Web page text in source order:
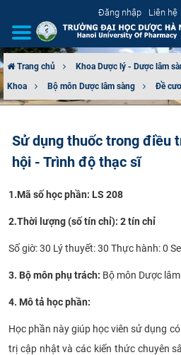
Đăng nhập Liên hệ
GIỚI THIỆU
TUYỂN SINH
ĐÀO TẠO
ĐẢM BẢO CHẤT LƯỢNG
HTQT
CỰU NGƯỜI HỌC
Trang chủ Khoa Dược lý - Dược lâm
Khoa
Bộ môn Dược lâm sàng Đề
Sử dụng thuốc trong điều
hội - Trình độ thạc sĩ
1.Mã số học phần: LS 208
2.Thời lượng (số tín chỉ): 2 tín chỉ
Số giờ: 30 Lý thuyết: 30 Thực hành: 0
3. Bộ môn phụ trách: Bộ môn Dược
4. Mô tả học phần:
Học phần này giúp học viên sử dụng
trị cập nhật và các kiến thức chuyên